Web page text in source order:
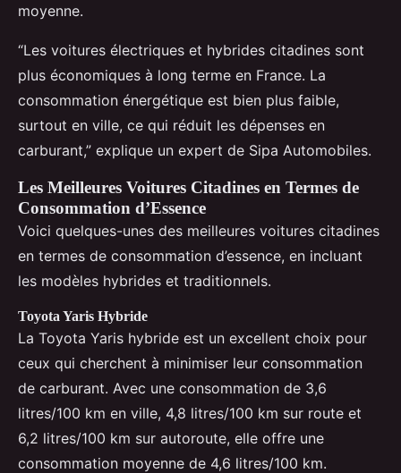
moyenne.
“Les voitures électriques et hybrides citadines sont
plus économiques à long terme en France. La
consommation énergétique est bien plus faible,
surtout en ville, ce qui réduit les dépenses en
carburant,” explique un expert de Sipa Automobiles.
Les Meilleures Voitures Citadines en Termes de
Consommation d’Essence
Voici quelques-unes des meilleures voitures citadines
en termes de consommation d’essence, en incluant
les modèles hybrides et traditionnels.
Toyota Yaris Hybride
La Toyota Yaris hybride est un excellent choix pour
ceux qui cherchent à minimiser leur consommation
de carburant. Avec une consommation de 3,6
litres/100 km en ville, 4,8 litres/100 km sur route et
6,2 litres/100 km sur autoroute, elle offre une
consommation moyenne de 4,6 litres/100 km.